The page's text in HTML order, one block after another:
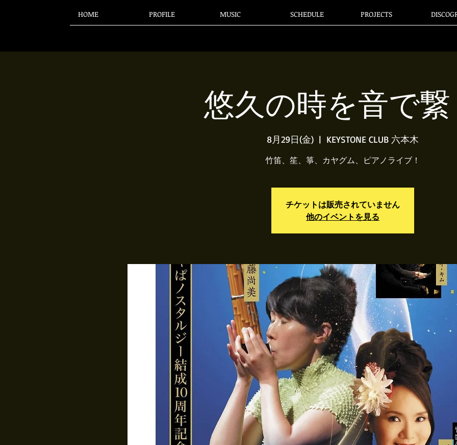
HOME PROFILE MUSIC SCHEDULE PROJECTS
悠久の時を音で
8月29日(金)
  |
KEYSTONE CLUB 六本木
竹笛、笙、箏、カヤグム、ピアノライブ！
チケットは販売されていません
他のイベントを見る